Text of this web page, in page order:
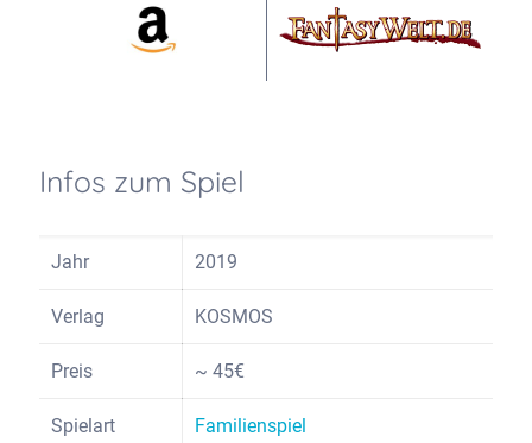
Infos zum Spiel
Jahr 2019
Verlag KOSMOS
Preis ~ 45€
Spielart Familienspiel